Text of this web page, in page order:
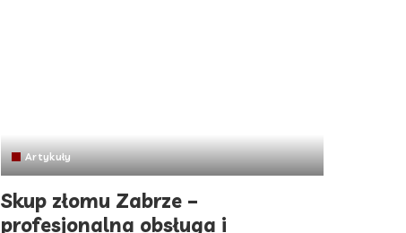
Artykuły
Skup złomu Zabrze –
profesjonalna obsługa i